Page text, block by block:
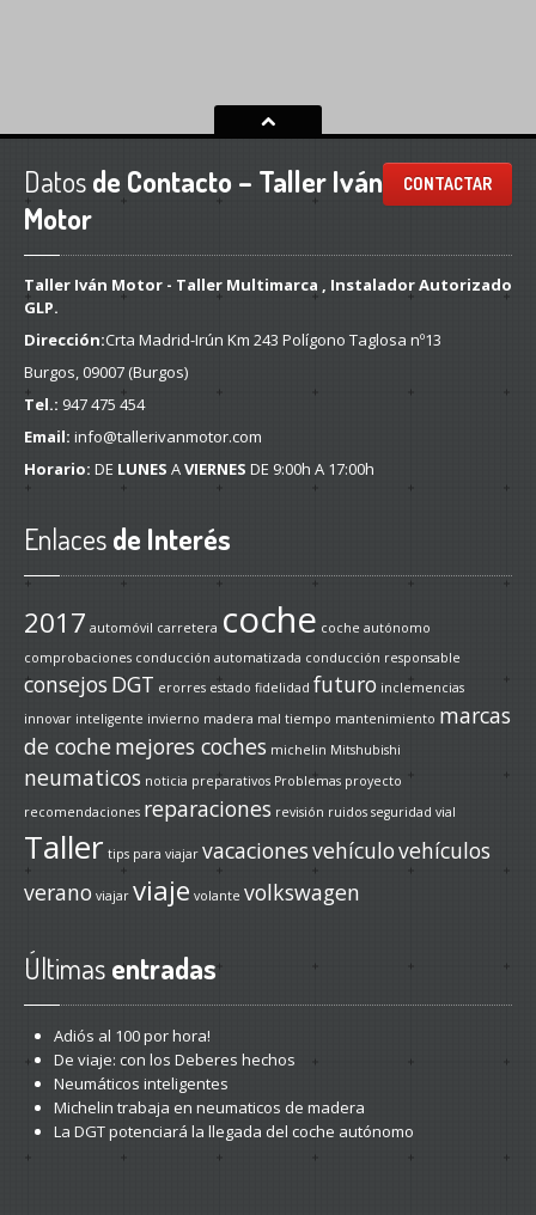
CONTACTAR
Datosde Contacto – Taller Iván
Motor
Taller Iván Motor - Taller Multimarca , Instalador Autorizado
GLP.
Dirección:Crta Madrid-Irún Km 243 Polígono Taglosa nº13
Burgos, 09007 (Burgos)
Tel.: 947 475 454
Email: info@tallerivanmotor.com
Horario: DE LUNES AVIERNES DE 9:00h A 17:00h
Enlacesde Interés
2017 automóvil carretera coche coche autónomo
comprobaciones conducción automatizada conducción responsable
consejos DGT erorres estado fidelidad futuro inclemencias
innovar inteligente invierno madera mal tiempo mantenimiento marcas
de cochemejores coches michelin Mitshubishi
neumaticos noticia preparativos Problemas proyecto
recomendaciones reparaciones revisión ruidos seguridad vial
Taller tips para viajar vacacionesvehículovehículos
verano viajar viaje volante volkswagen
Últimasentradas
Adiós al 100 por hora!
De viaje: con los Deberes hechos
Neumáticos inteligentes
Michelin trabaja en neumaticos de madera
La DGT potenciará la llegada del coche autónomo